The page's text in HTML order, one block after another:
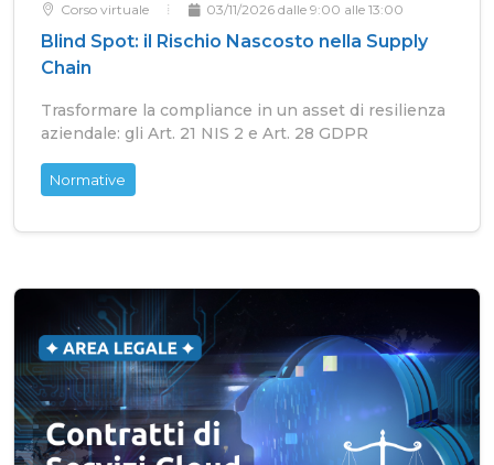
Corso virtuale 03/11/2026 dalle 9:00 alle 13:00
Blind Spot: il Rischio Nascosto nella Supply
Chain
Trasformare la compliance in un asset di resilienza
aziendale: gli Art. 21 NIS 2 e Art. 28 GDPR
Normative